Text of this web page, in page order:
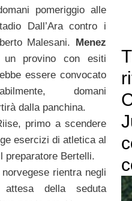
pomeriggio alle
Dall’Ara contro i
Malesani. Menez
un provino con esiti
essere convocato
domani
dalla panchina.
primo a scendere
esercizi di atletica al
preparatore Bertelli.
rientra negli
della seduta